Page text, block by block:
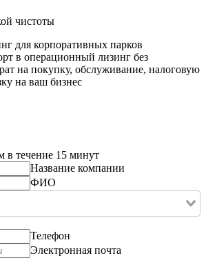
чистоты
для корпоративных парков
в операционный лизинг без
на покупку, обслуживание, налоговую
на ваш бизнес
в течение 15 минут
Название компании
ФИО
Телефон
Электронная почта